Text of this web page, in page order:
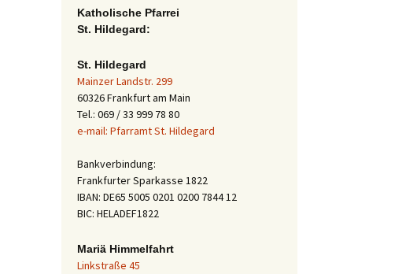
Katholische Pfarrei
St. Hildegard:
St. Hildegard
Mainzer Landstr. 299
60326 Frankfurt am Main
Tel.: 069 / 33 999 78 80
e-mail: Pfarramt St. Hildegard
Bankverbindung:
Frankfurter Sparkasse 1822
IBAN: DE65 5005 0201 0200 7844 12
BIC: HELADEF1822
Mariä Himmelfahrt
Linkstraße 45